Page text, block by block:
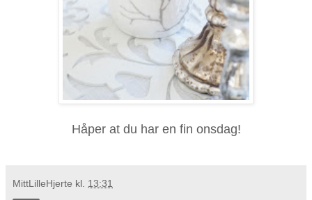
Håper at du har en fin onsdag!
MittLilleHjerte kl. 13:31